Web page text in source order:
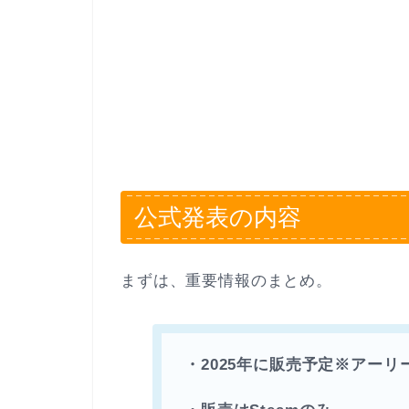
公式発表の内容
まずは、重要情報のまとめ。
・2025年に販売予定※アーリ